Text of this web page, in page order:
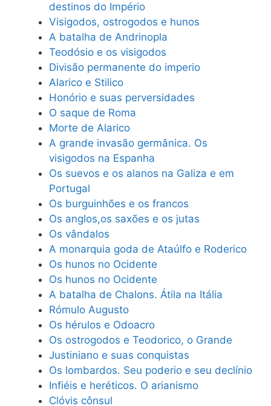
destinos do Império
Visigodos, ostrogodos e hunos
A batalha de Andrinopla
Teodósio e os visigodos
Divisão permanente do imperio
Alarico e Stilico
Honório e suas perversidades
O saque de Roma
Morte de Alarico
A grande invasão germânica. Os
visigodos na Espanha
Os suevos e os alanos na Galiza e em
Portugal
Os burguinhões e os francos
Os anglos,os saxões e os jutas
Os vândalos
A monarquia goda de Ataúlfo e Roderico
Os hunos no Ocidente
Os hunos no Ocidente
A batalha de Chalons. Átila na Itália
Rómulo Augusto
Os hérulos e Odoacro
Os ostrogodos e Teodorico, o Grande
Justiniano e suas conquistas
Os lombardos. Seu poderio e seu declínio
Infiéis e heréticos. O arianismo
Clóvis cônsul